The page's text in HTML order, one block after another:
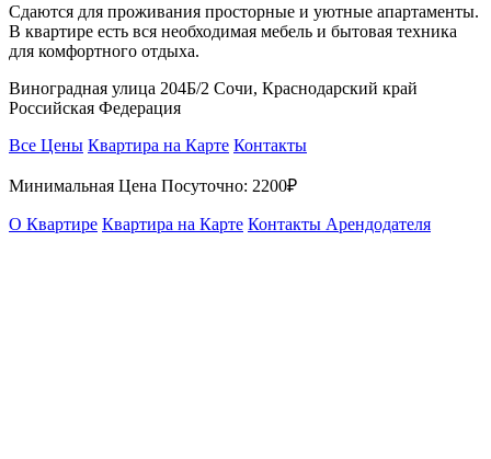
Сдаются для проживания просторные и уютные апартаменты.
В квартире есть вся необходимая мебель и бытовая техника
для комфортного отдыха.
Виноградная улица 204Б/2 Сочи, Краснодарский край
Российская Федерация
Все Цены Квартира на Карте Контакты
Минимальная Цена Посуточно: 2200₽
О Квартире Квартира на Карте Контакты Арендодателя